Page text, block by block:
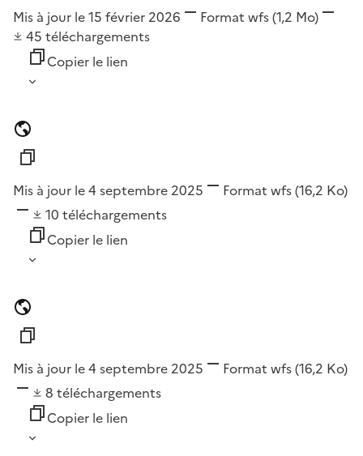
Mis à jour le 15 février 2026 Format wfs(1,2 Mo)
45 téléchargements
Copier le lien
Mis à jour le 4 septembre 2025 Format wfs(16,2 Ko)
10 téléchargements
Copier le lien
Mis à jour le 4 septembre 2025 Format wfs(16,2 Ko)
8 téléchargements
Copier le lien